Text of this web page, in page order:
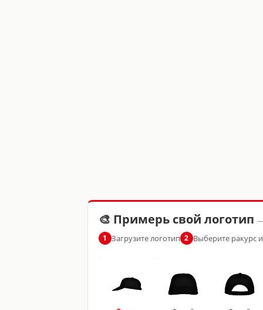
🎨 Примерь свой логотип
1 Загрузите логотип 2 Выберите ракурс